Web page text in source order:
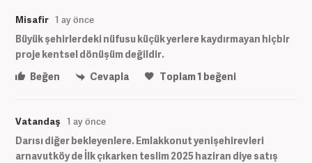
Misafir 1 ay önce
Büyük şehirlerdeki nüfusu küçük yerlere kaydırmayan hiçbir
proje kentsel dönüşüm değildir.
Beğen
Cevapla Toplam1 beğeni
Vatandaş 1 ay önce
Darısı diğer bekleyenlere. Emlakkonut yenişehirevleri
arnavutköy de İlk çıkarken teslim 2025 haziran diye satış